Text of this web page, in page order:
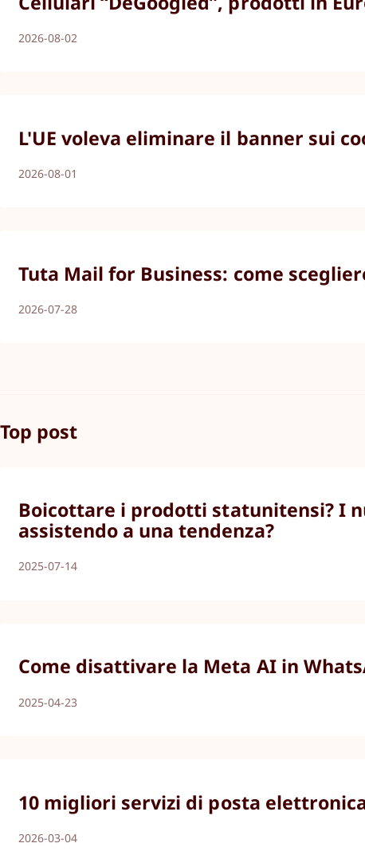
2026-08-02
L'UE voleva eliminare il banner sui
2026-08-01
Tuta Mail for Business: come
2026-07-28
Top post
Boicottare i prodotti statunitensi? I
assistendo a una tendenza?
2025-07-14
Come disattivare la Meta AI in
2025-04-23
10 migliori servizi di posta
2026-03-04